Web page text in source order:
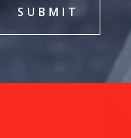
SUBMIT